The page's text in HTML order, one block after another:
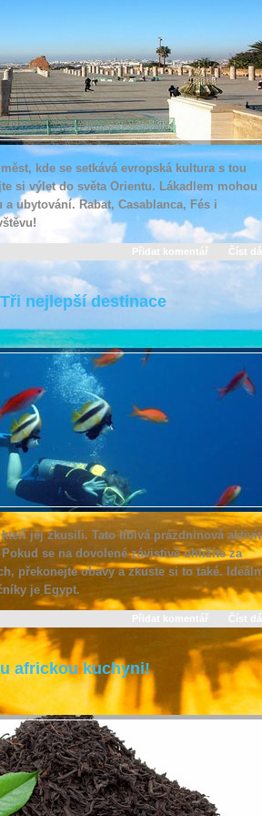
kde se setkává evropská kultura s tou
si výlet do světa Orientu. Lákadlem mohou
ubytování. Rabat, Casablanca, Fés i
Přidat komentář Číst
nejlepší destinace
jej zkusili. Tato líbivá prázdninová
se na dovolené závistivě ohlížíte za
překonejte obavy a zkuste si to také.
je Egypt.
Přidat komentář Číst
africkou kuchyni!